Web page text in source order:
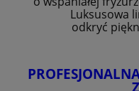
Luksusowa
odkryć